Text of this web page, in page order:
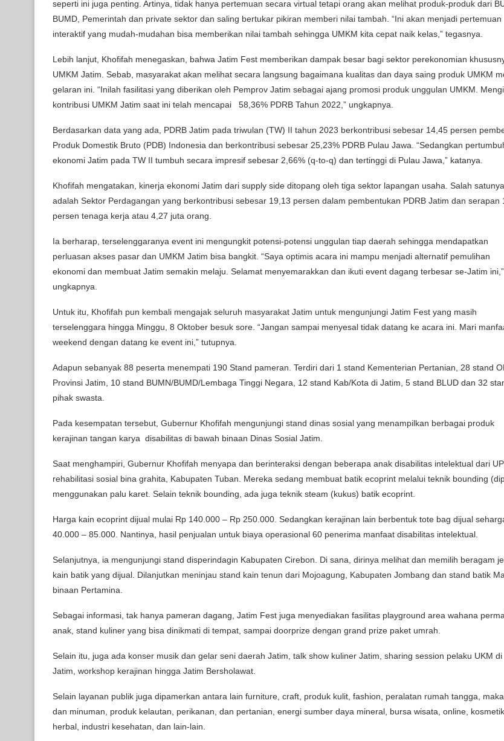
seperti ini juga penting. Artinya, tidak hanya pertemuan secara virtual tetapi orang akan melihat produk-produk dari
BUMD, Pemerintah dan private sektor dan saling bertukar pikiran memberi nilai tambah. “Ini akan menjadi pertemuan
interaktif yang mudah-mudahan bisa memberikan nilai tambah sehingga UMKM kita cepat naik kelas,” tegasnya.
Lebih lanjut, Khofifah menegaskan, bahwa Jatim Fest memberikan dampak besar bagi sektor perekonomian
UMKM Jatim. Sebab, masyarakat akan melihat secara langsung bagaimana kualitas dan daya saing produk UMKM
gelaran ini. “Inilah fasilitasi yang diberikan oleh Pemprov Jatim sebagai ajang promosi produk unggulan UMKM.
kontribusi UMKM Jatim saat ini telah mencapai 58,36% PDRB Tahun 2022,” ungkapnya.
Berdasarkan data yang ada, PDRB Jatim pada triwulan (TW) II tahun 2023 berkontribusi sebesar 14,45 persen
Produk Domestik Bruto (PDB) Indonesia dan berkontribusi sebesar 25,23% PDRB Pulau Jawa. “Sedangkan
ekonomi Jatim pada TW II tumbuh secara impresif sebesar 2,66% (q-to-q) dan tertinggi di Pulau Jawa,” katanya.
Khofifah mengatakan, kinerja ekonomi Jatim dari supply side ditopang oleh tiga sektor lapangan usaha. Salah satunya
adalah Sektor Perdagangan yang berkontribusi sebesar 19,13 persen dalam pembentukan PDRB Jatim dan serapan
persen tenaga kerja atau 4,27 juta orang.
Ia berharap, terselenggaranya event ini mengungkit potensi-potensi unggulan tiap daerah sehingga mendapatkan
perluasan akses pasar dan UMKM Jatim bisa bangkit. “Saya optimis acara ini mampu menjadi alternatif pemulihan
ekonomi dan membuat Jatim semakin melaju. Selamat menyemarakkan dan ikuti event dagang terbesar se-Jatim ini,”
ungkapnya.
Untuk itu, Khofifah pun kembali mengajak seluruh masyarakat Jatim untuk mengunjungi Jatim Fest yang masih
terselenggara hingga Minggu, 8 Oktober besuk sore. “Jangan sampai menyesal tidak datang ke acara ini. Mari
weekend dengan datang ke event ini,” tutupnya.
Adapun sebanyak 88 peserta menempati 190 Stand pameran. Terdiri dari 1 stand Kementerian Pertanian, 28 stand
Provinsi Jatim, 10 stand BUMN/BUMD/Lembaga Tinggi Negara, 12 stand Kab/Kota di Jatim, 5 stand BLUD dan 32
pihak swasta.
Pada kesempatan tersebut, Gubernur Khofifah mengunjungi stand dinas sosial yang menampilkan berbagai produk
kerajinan tangan karya disabilitas di bawah binaan Dinas Sosial Jatim.
Saat menghampiri, Gubernur Khofifah menyapa dan berinteraksi dengan beberapa anak disabilitas intelektual dari
rehabilitasi sosial bina grahita, Kabupaten Tuban. Mereka sedang membuat batik ecoprint melalui teknik bounding
menggunakan palu karet. Selain teknik bounding, ada juga teknik steam (kukus) batik ecoprint.
Harga kain ecoprint dijual mulai Rp 140.000 – Rp 250.000. Sedangkan kerajinan lain berbentuk tote bag dijual
40.000 – 85.000. Nantinya, hasil penjualan untuk biaya operasional 60 penerima manfaat disabilitas intelektual.
Selanjutnya, ia mengunjungi stand disperindagin Kabupaten Cirebon. Di sana, dirinya melihat dan memilih beragam
kain batik yang dijual. Dilanjutkan meninjau stand kain tenun dari Mojoagung, Kabupaten Jombang dan stand batik
binaan Pertamina.
Sebagai informasi, tak hanya pameran dagang, Jatim Fest juga menyediakan fasilitas playground area wahana
anak, stand kuliner yang bisa dinikmati di tempat, sampai doorprize dengan grand prize paket umrah.
Selain itu, juga ada konser musik dan gelar seni daerah Jatim, talk show kuliner Jatim, sharing session pelaku UKM di
Jatim, workshop kerajinan hingga Jatim Bersholawat.
Selain layanan publik juga dipamerkan antara lain furniture, craft, produk kulit, fashion, peralatan rumah tangga,
dan minuman, produk kelautan, perikanan, dan pertanian, energi sumber daya mineral, bursa wisata, online,
herbal, industri kesehatan, dan lain-lain.